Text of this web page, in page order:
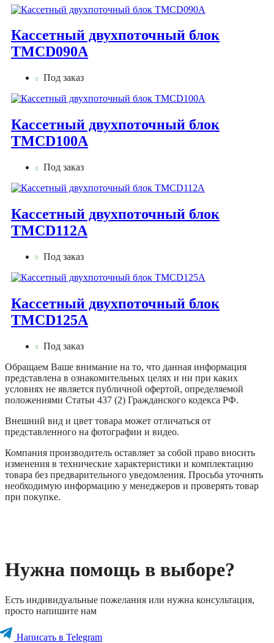
Кассетный двухпоточный блок
TMCD090А
Под заказ
Кассетный двухпоточный блок
TMCD100А
Под заказ
Кассетный двухпоточный блок
TMCD112А
Под заказ
Кассетный двухпоточный блок
TMCD125А
Под заказ
Обращаем Ваше внимание на то, что данная информация
представлена в ознакомительных целях и ни при каких
условиях не является публичной офертой, определяемой
положениями Статьи 437 (2) Гражданского кодекса РФ.
Внешний вид и цвет товара может отличаться от
представленного на фотографии и видео.
Компания производитель оставляет за собой право вносить
изменения в технические характеристики и комплектацию
товара без предварительного уведомления. Просьба уточнять
необходимую информацию у менеджеров и проверять товар
при покупке.
Нужна помощь в выборе?
Есть индивидуальные пожелания или нужна консультация,
просто напишите нам
Написать в Telegram